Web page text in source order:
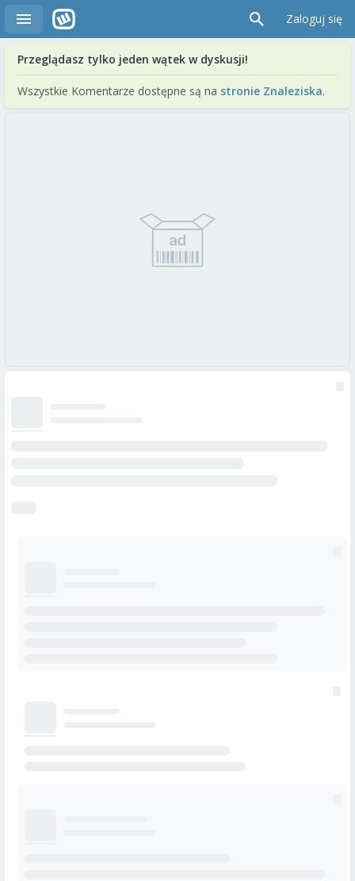
Zaloguj się
Przeglądasz tylko jeden wątek w dyskusji!
Wszystkie Komentarze dostępne są na stronie Znaleziska.